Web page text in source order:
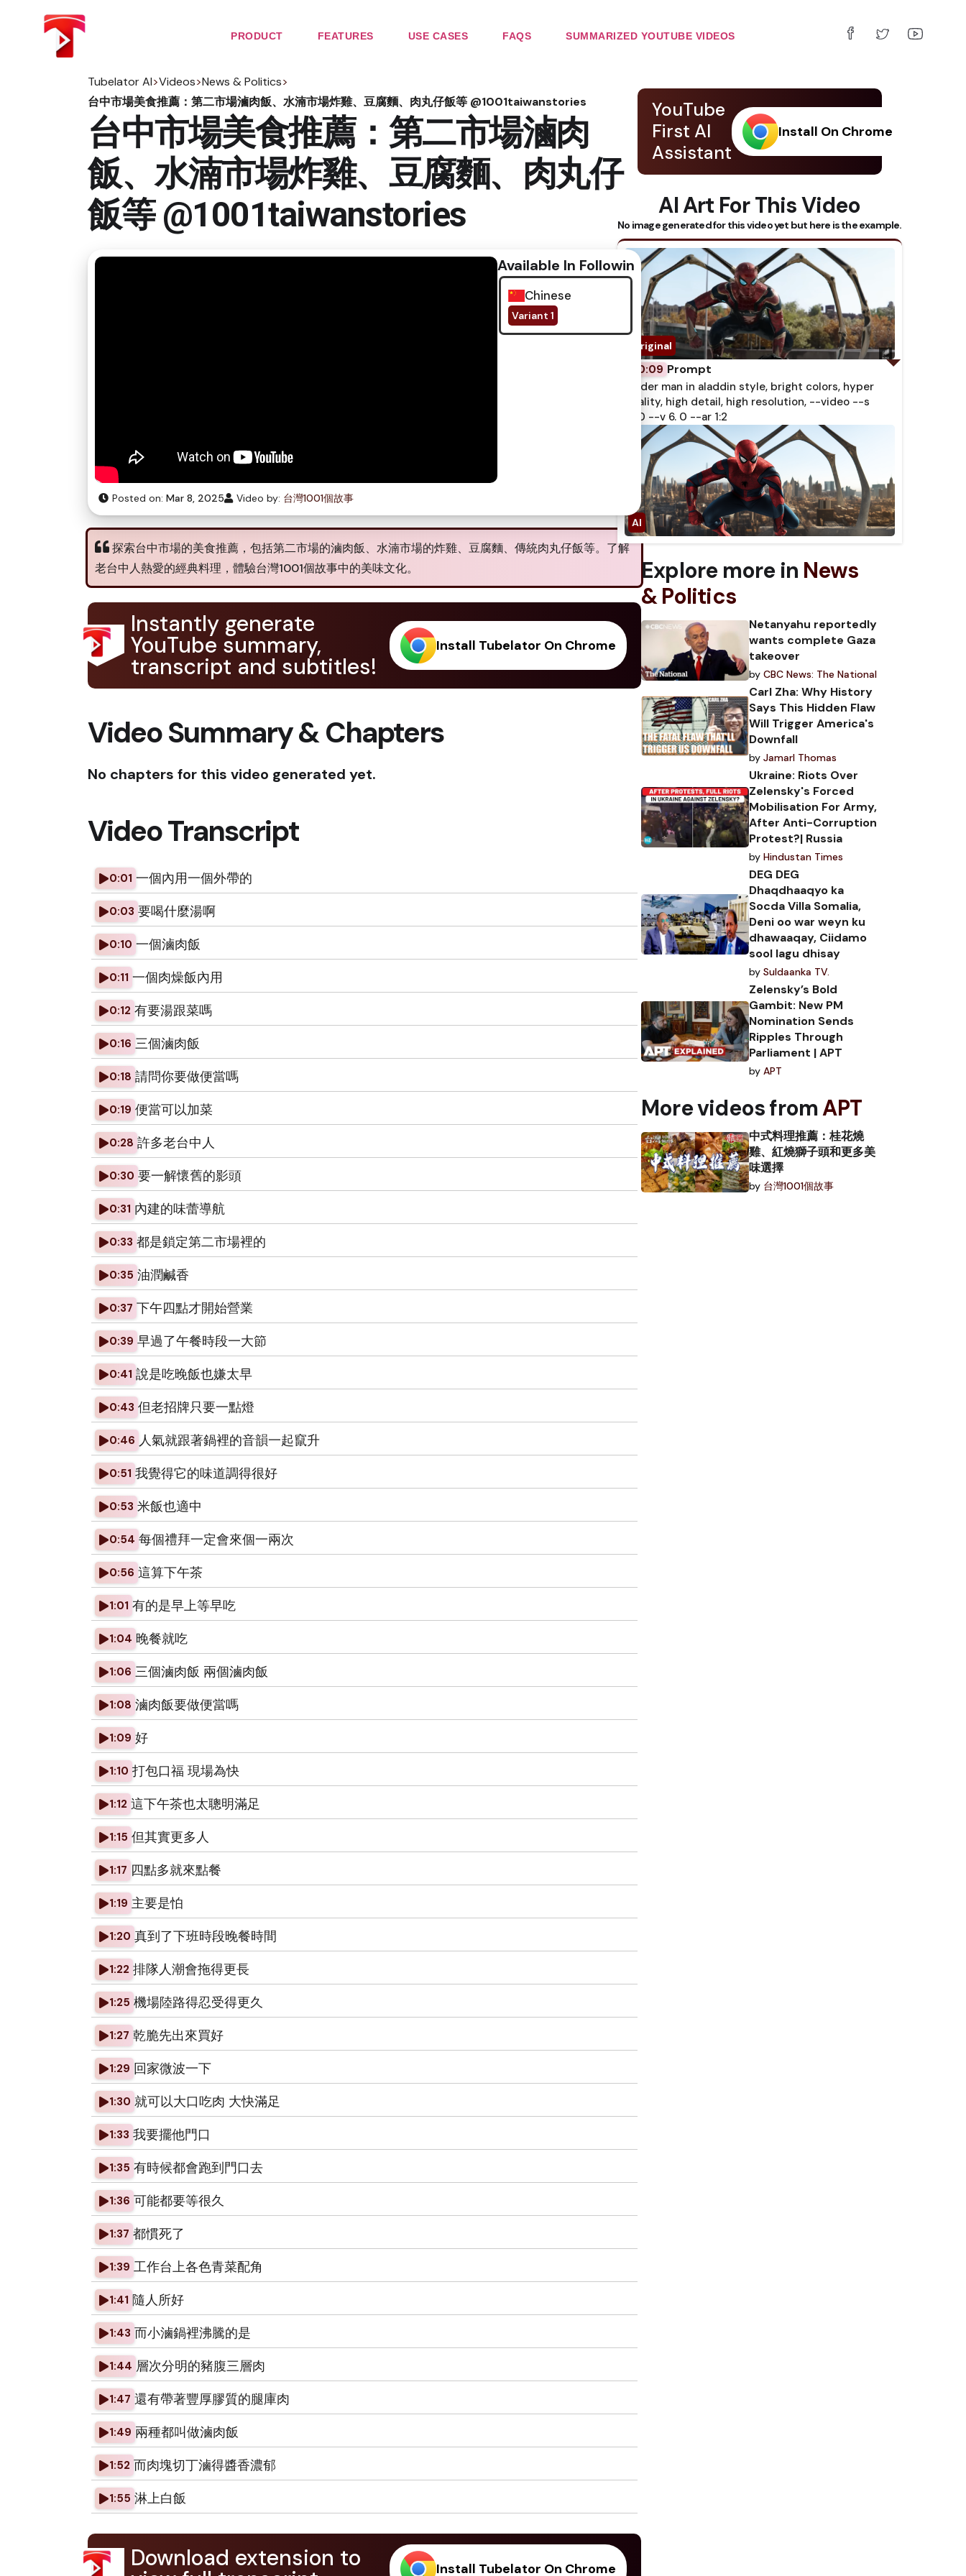
PRODUCT FEATURES USE CASES FAQS SUMMARIZED YOUTUBE VIDEOS
Tubelator AI>Videos>News & Politics>
台中市場美食推薦：第二市場滷肉飯、水湳市場炸雞、豆腐麵、肉丸仔飯等 @1001taiwanstories
台中市場美食推薦：第二市場滷肉
飯、水湳市場炸雞、豆腐麵、肉丸仔
飯等 @1001taiwanstories
Available In Following Subtitles
Chinese
Variant 1
Posted on: Mar 8, 2025 Video by: 台灣1001個故事
探索台中市場的美食推薦，包括第二市場的滷肉飯、水湳市場的炸雞、豆腐麵、傳統肉丸仔飯等。了解
老台中人熱愛的經典料理，體驗台灣1001個故事中的美味文化。
Instantly generate
YouTube summary,
transcript and subtitles!
Install Tubelator On Chrome
Video Summary & Chapters
No chapters for this video generated yet.
Video Transcript
0:01 一個內用一個外帶的
0:03 要喝什麼湯啊
0:10 一個滷肉飯
0:11 一個肉燥飯內用
0:12 有要湯跟菜嗎
0:16 三個滷肉飯
0:18 請問你要做便當嗎
0:19 便當可以加菜
0:28 許多老台中人
0:30 要一解懷舊的影頭
0:31 內建的味蕾導航
0:33 都是鎖定第二市場裡的
0:35 油潤鹹香
0:37 下午四點才開始營業
0:39 早過了午餐時段一大節
0:41 說是吃晚飯也嫌太早
0:43 但老招牌只要一點燈
0:46 人氣就跟著鍋裡的音韻一起竄升
0:51 我覺得它的味道調得很好
0:53 米飯也適中
0:54 每個禮拜一定會來個一兩次
0:56 這算下午茶
1:01 有的是早上等早吃
1:04 晚餐就吃
1:06 三個滷肉飯 兩個滷肉飯
1:08 滷肉飯要做便當嗎
1:09 好
1:10 打包口福 現場為快
1:12 這下午茶也太聰明滿足
1:15 但其實更多人
1:17 四點多就來點餐
1:19 主要是怕
1:20 真到了下班時段晚餐時間
1:22 排隊人潮會拖得更長
1:25 機場陸路得忍受得更久
1:27 乾脆先出來買好
1:29 回家微波一下
1:30 就可以大口吃肉 大快滿足
1:33 我要擺他門口
1:35 有時候都會跑到門口去
1:36 可能都要等很久
1:37 都慣死了
1:39 工作台上各色青菜配角
1:41 隨人所好
1:43 而小滷鍋裡沸騰的是
1:44 層次分明的豬腹三層肉
1:47 還有帶著豐厚膠質的腿庫肉
1:49 兩種都叫做滷肉飯
1:52 而肉塊切丁滷得醬香濃郁
1:55 淋上白飯
Download extension to Install Tubelator On Chrome
YouTube
First AI
Assistant
Install On Chrome
AI Art For This Video
No image generated for this video yet but here is the example.
0:09 Prompt
spider man in aladdin style, bright colors, hyper
quality, high detail, high resolution, --video --s
750 --v 6. 0 --ar 1:2
Explore more in News
& Politics
Netanyahu reportedly
wants complete Gaza
takeover
by CBC News: The National
Carl Zha: Why History
Says This Hidden Flaw
Will Trigger America's
Downfall
by Jamarl Thomas
Ukraine: Riots Over
Zelensky's Forced
Mobilisation For Army,
After Anti-Corruption
Protest?| Russia
by Hindustan Times
DEG DEG
Dhaqdhaaqyo ka
Socda Villa Somalia,
Deni oo war weyn ku
dhawaaqay, Ciidamo
sool lagu dhisay
by Suldaanka TV.
Zelensky’s Bold
Gambit: New PM
Nomination Sends
Ripples Through
Parliament | APT
by APT
More videos fromAPT
中式料理推薦：桂花燒
雞、紅燒獅子頭和更多美
味選擇
by 台灣1001個故事